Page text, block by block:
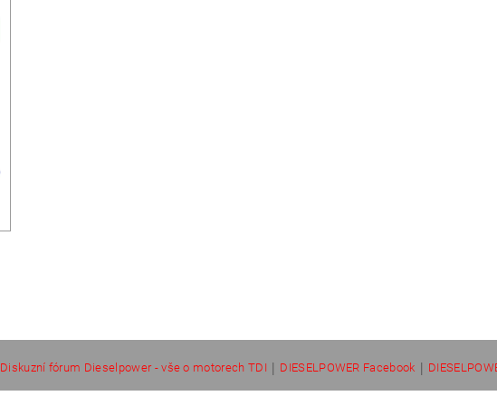
Diskuzní fórum Dieselpower - vše o motorech TDI | DIESELPOWER Facebook |